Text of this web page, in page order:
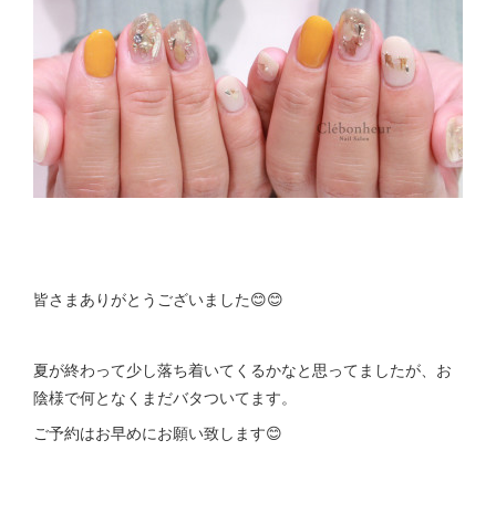
皆さまありがとうございました😊😊
夏が終わって少し落ち着いてくるかなと思ってましたが、お
陰様で何となくまだバタついてます。
ご予約はお早めにお願い致します😊